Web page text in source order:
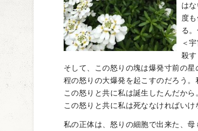
は
度
る
＜
殺
そして、この怒りの塊は爆発寸前の
程の怒りの大爆発を起こすのだろう。
この怒りと共に私は誕生したんだから
この怒りと共に私は死ななければいけ
私の正体は、怒りの細胞で出来た、